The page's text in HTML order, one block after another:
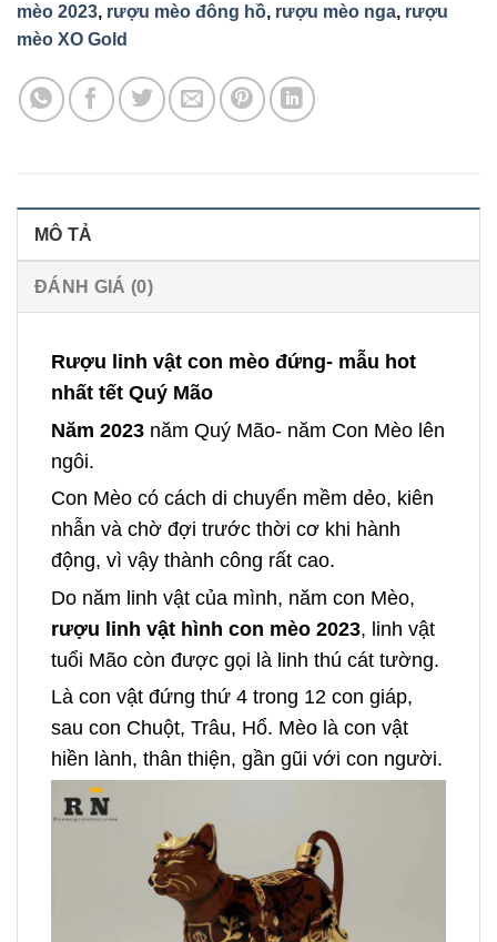
mèo 2023, rượu mèo đông hồ, rượu mèo nga, rượu
mèo XO Gold
MÔ TẢ
ĐÁNH GIÁ (0)
Rượu linh vật con mèo đứng- mẫu hot
nhất tết Quý Mão
Năm 2023 năm Quý Mão- năm Con Mèo lên
ngôi.
Con Mèo có cách di chuyển mềm dẻo, kiên
nhẫn và chờ đợi trước thời cơ khi hành
động, vì vậy thành công rất cao.
Do năm linh vật của mình, năm con Mèo,
rượu linh vật hình con mèo 2023, linh vật
tuổi Mão còn được gọi là linh thú cát tường.
Là con vật đứng thứ 4 trong 12 con giáp,
sau con Chuột, Trâu, Hổ. Mèo là con vật
hiền lành, thân thiện, gần gũi với con người.